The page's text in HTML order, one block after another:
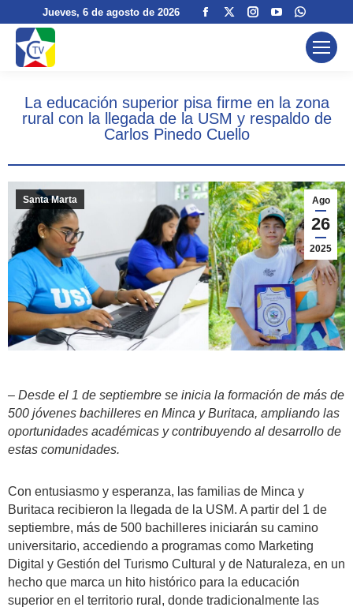
Jueves, 6 de agosto de 2026
Facebook
windowwindow
Instagram
window
YouTube
opens
window
page
opens
window
La educación superior pisa firme en la zona
rural con la llegada de la USM y respaldo de
Carlos Pinedo Cuello
Ago
26
2025
Santa Marta
– Desde el 1 de septiembre se inicia la formación de más de
500 jóvenes bachilleres en Minca y Buritaca, ampliando las
oportunidades académicas y contribuyendo al desarrollo de
estas comunidades.
Con entusiasmo y esperanza, las familias de Minca y
Buritaca recibieron la llegada de la USM. A partir del 1 de
septiembre, más de 500 bachilleres iniciarán su camino
universitario, accediendo a programas como Marketing
Digital y Gestión del Turismo Cultural y de Naturaleza, en un
hecho que marca un hito histórico para la educación
superior en el territorio rural, donde tradicionalmente las